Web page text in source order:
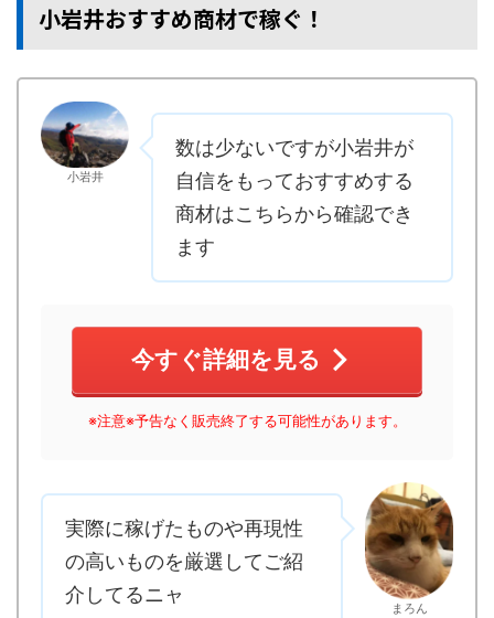
小岩井おすすめ商材で稼ぐ！
小岩井
数は少ないですが小岩井が
自信をもっておすすめする
商材はこちらから確認でき
ます
今すぐ詳細を見る
※注意※予告なく販売終了する可能性があります。
実際に稼げたものや再現性
の高いものを厳選してご紹
介してるニャ
まろん